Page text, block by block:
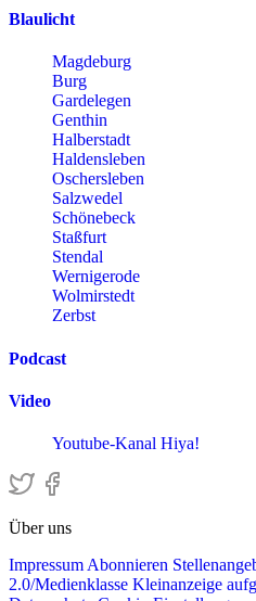
Blaulicht
Magdeburg
Burg
Gardelegen
Genthin
Halberstadt
Haldensleben
Oschersleben
Salzwedel
Schönebeck
Staßfurt
Stendal
Wernigerode
Wolmirstedt
Zerbst
Podcast
Video
Youtube-Kanal Hiya!
Über uns
Impressum Abonnieren
2.0/Medienklasse Kleinanzeige